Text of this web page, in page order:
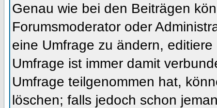
Genau wie bei den Beiträgen
Forumsmoderator oder
eine Umfrage zu ändern,
Umfrage ist immer damit
Umfrage teilgenommen hat,
löschen; falls jedoch schon